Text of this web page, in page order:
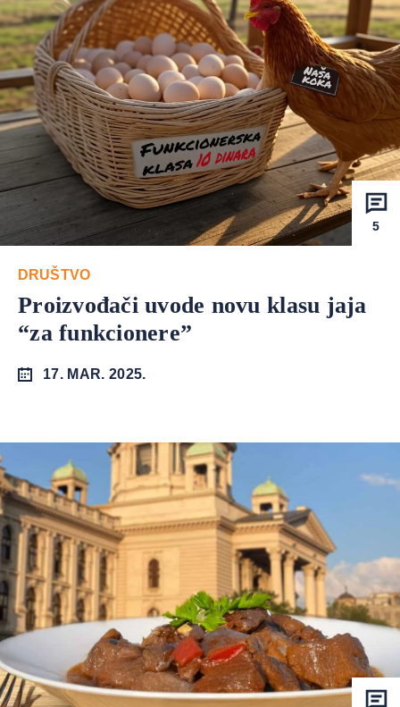
5
DRUŠTVO
Proizvođači uvode novu klasu jaja
“za funkcionere”
17. MAR. 2025.